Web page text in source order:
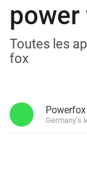
power
Toutes les
fox
Powerfox
Germany's